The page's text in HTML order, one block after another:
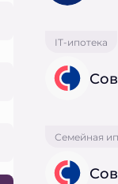
IT-ипотека
Семейная